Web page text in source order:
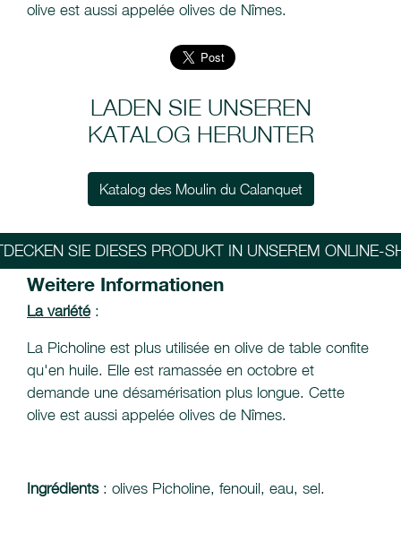
olive est aussi appelée olives de Nîmes.
LADEN SIE UNSEREN
KATALOG HERUNTER
Katalog des Moulin du Calanquet
SIE DIESES PRODUKT IN UNSEREM ONLINE-
Weitere Informationen
La variété :
La Picholine est plus utilisée en olive de table confite
qu'en huile. Elle est ramassée en octobre et
demande une désamérisation plus longue. Cette
olive est aussi appelée olives de Nîmes.
Ingrédients: olives Picholine, fenouil, eau, sel.